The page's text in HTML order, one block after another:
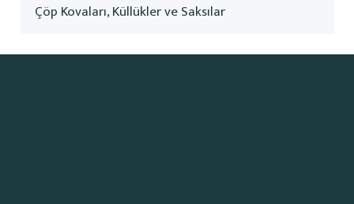
Çöp Kovaları, Küllükler ve Saksılar